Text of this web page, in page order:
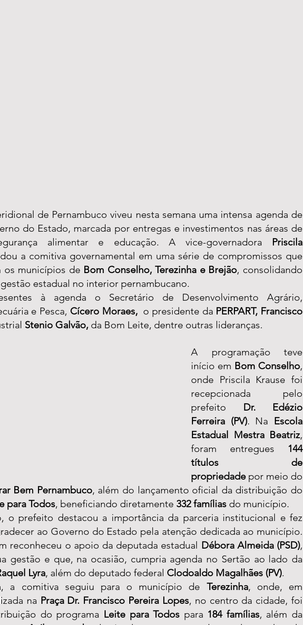
de Pernambuco viveu nesta semana uma intensa agenda de
do Estado, marcada por entregas e investimentos nas áreas de
alimentar e educação. A vice-governadora Priscila
a comitiva governamental em uma série de compromissos que
os municípios de Bom Conselho, Terezinha e Brejão, consolidando
estadual no interior pernambucano.
à agenda o Secretário de Desenvolvimento Agrário,
e Pesca, Cícero Moraes, o presidente da PERPART, Francisco
Stenio Galvão, da Bom Leite, dentre outras lideranças.
A programação teve
início em Bom Conselho,
onde Priscila Krause foi
recepcionada pelo
prefeito Dr. Edézio
Ferreira (PV). Na Escola
Estadual Mestra Beatriz,
foram entregues 144
títulos de
propriedade por meio do
Bem Pernambuco, além do lançamento oficial da distribuição do
para Todos, beneficiando diretamente 332 famílias do município.
o prefeito destacou a importância da parceria institucional e fez
ao Governo do Estado pela atenção dedicada ao município.
reconheceu o apoio da deputada estadual Débora Almeida (PSD),
gestão e que, na ocasião, cumpria agenda no Sertão ao lado da
Lyra, além do deputado federal Clodoaldo Magalhães (PV).
a comitiva seguiu para o município de Terezinha, onde, em
na Praça Dr. Francisco Pereira Lopes, no centro da cidade, foi
do programa Leite para Todos para 184 famílias, além da